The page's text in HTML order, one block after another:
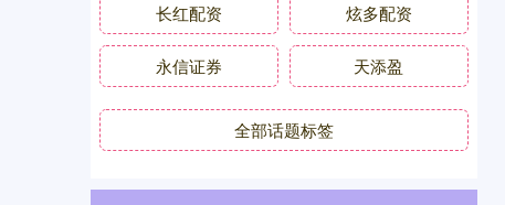
长红配资 炫多配资
永信证券 天添盈
全部话题标签